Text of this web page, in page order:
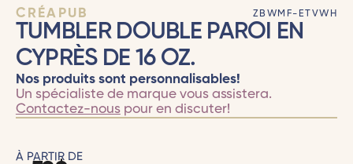
CRÉAPUB ZBWMF-ETVWH
TUMBLER DOUBLE PAROI EN
CYPRÈS DE 16 OZ.
Nos produits sont personnalisables!
Un spécialiste de marque vous assistera.
Contactez-nouspour en discuter!
À PARTIR DE